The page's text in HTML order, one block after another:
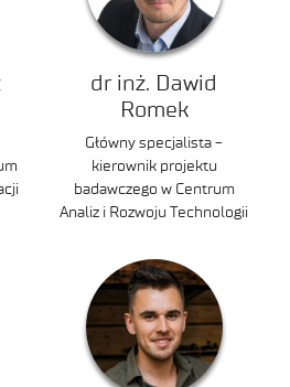
dr inż. Dawid
Romek
Główny specjalista -
kierownik projektu
badawczego w Centrum
Analiz i Rozwoju Technologii